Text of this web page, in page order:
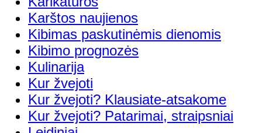
Karštos naujienos
Kibimas paskutinėmis dienomis
Kibimo prognozės
Kulinarija
Kur žvejoti
Kur žvejoti? Klausiate-atsakome
Kur žvejoti? Patarimai, straipsniai